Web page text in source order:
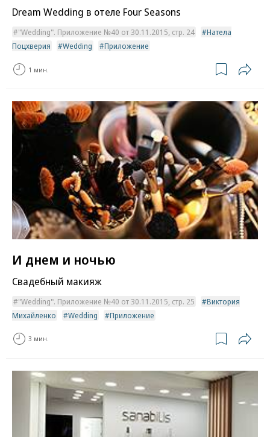
Dream Wedding в отеле Four Seasons
"Wedding". Приложение №40 от 30.11.2015, стр. 24
Натела
Поцхверия
Wedding Приложение
1 мин.
И днем и ночью
Свадебный макияж
"Wedding". Приложение №40 от 30.11.2015, стр. 25
Виктория
Михайленко
Wedding Приложение
3 мин.